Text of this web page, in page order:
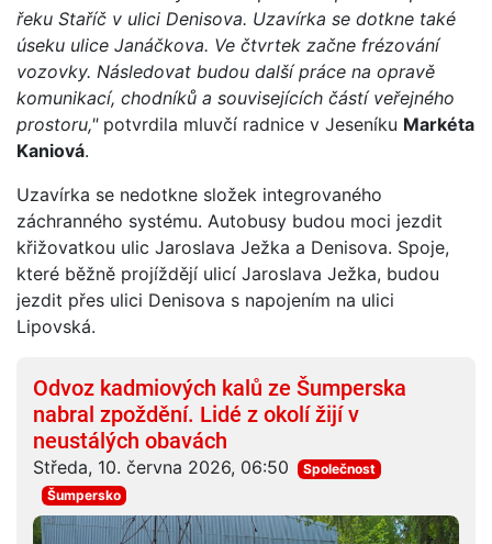
řeku Staříč v ulici Denisova. Uzavírka se dotkne také
úseku ulice Janáčkova. Ve čtvrtek začne frézování
vozovky. Následovat budou další práce na opravě
komunikací, chodníků a souvisejících částí veřejného
prostoru,"potvrdila mluvčí radnice v Jeseníku Markéta
Kaniová.
Uzavírka se nedotkne složek integrovaného
záchranného systému. Autobusy budou moci jezdit
křižovatkou ulic Jaroslava Ježka a Denisova. Spoje,
které běžně projíždějí ulicí Jaroslava Ježka, budou
jezdit přes ulici Denisova s napojením na ulici
Lipovská.
Odvoz kadmiových kalů ze Šumperska
nabral zpoždění. Lidé z okolí žijí v
neustálých obavách
Středa, 10. června 2026, 06:50
Společnost
Šumpersko